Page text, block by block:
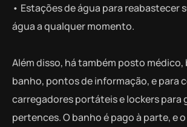
• Estações de água para reabastecer
água a qualquer momento.
Além disso, há também posto médico,
banho, pontos de informação, e para
carregadores portáteis e lockers para
pertences. O banho é pago à parte, e